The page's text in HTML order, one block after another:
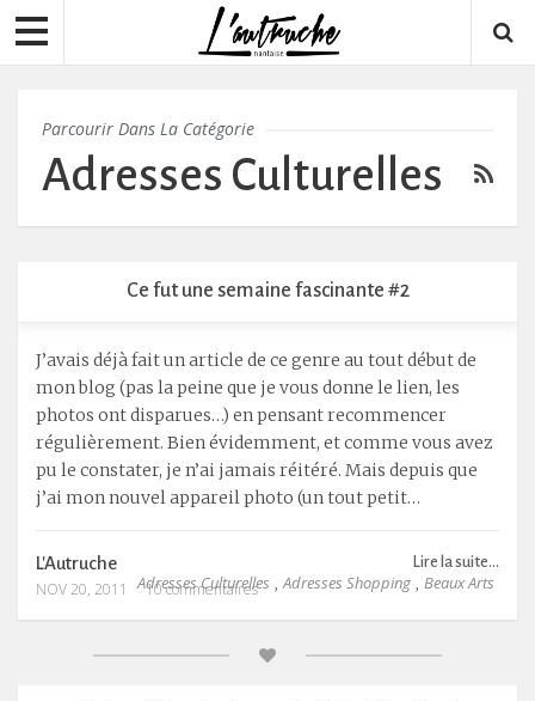
Parcourir Dans La Catégorie
Adresses Culturelles
Ce fut une semaine fascinante #2
J’avais déjà fait un article de ce genre au tout début de
mon blog (pas la peine que je vous donne le lien, les
photos ont disparues…) en pensant recommencer
régulièrement. Bien évidemment, et comme vous avez
pu le constater, je n’ai jamais réitéré. Mais depuis que
j’ai mon nouvel appareil photo (un tout petit…
Lire la suite...
Adresses Culturelles , Adresses Shopping , Beaux Arts
L'Autruche
NOV 20, 2011
10 commentaires